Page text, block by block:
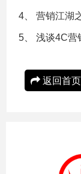
4、 营销江湖
5、 浅谈4C营
返回首页